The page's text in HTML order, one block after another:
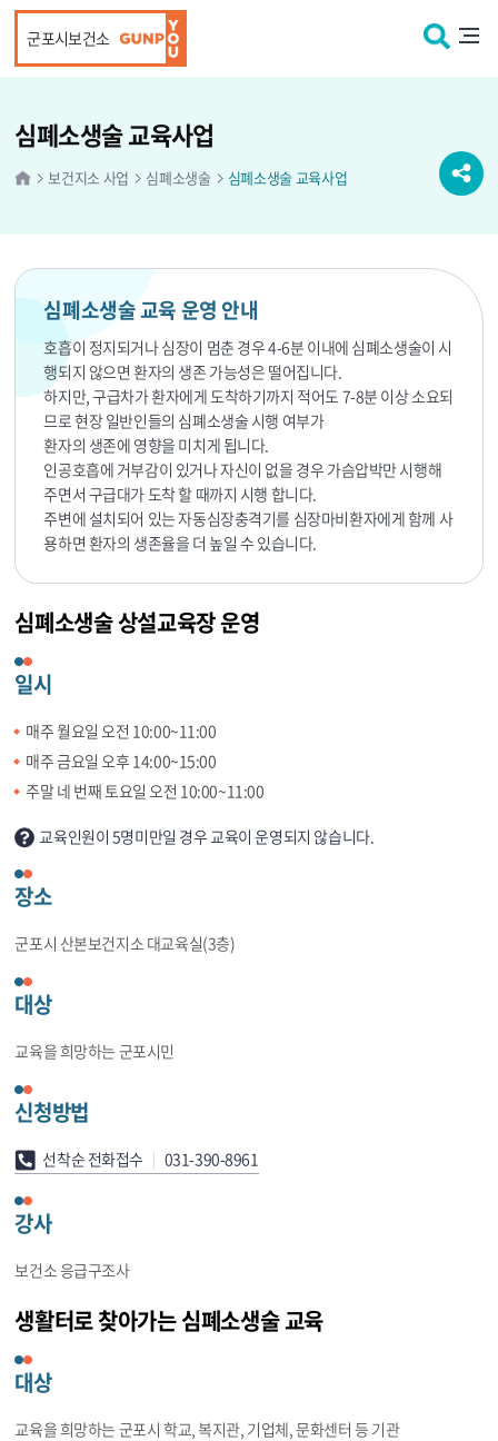
군포시보건소
보건지소 사업 심폐소생술 심폐소생술 교육사업
심폐소생술 교육사업
심폐소생술 교육 운영 안내
호흡이 정지되거나 심장이 멈춘 경우 4-6분 이내에 심폐소생술이 시
행되지 않으면 환자의 생존 가능성은 떨어집니다.
하지만, 구급차가 환자에게 도착하기까지 적어도 7-8분 이상 소요되
므로 현장 일반인들의 심폐소생술 시행 여부가
환자의 생존에 영향을 미치게 됩니다.
인공호흡에 거부감이 있거나 자신이 없을 경우 가슴압박만 시행해
주면서 구급대가 도착 할 때까지 시행 합니다.
주변에 설치되어 있는 자동심장충격기를 심장마비환자에게 함께 사
용하면 환자의 생존율을 더 높일 수 있습니다.
심폐소생술 상설교육장 운영
일시
매주 월요일 오전 10:00~11:00
매주 금요일 오후 14:00~15:00
주말 네 번째 토요일 오전 10:00~11:00
교육인원이 5명미만일 경우 교육이 운영되지 않습니다.
장소
군포시 산본보건지소 대교육실(3층)
대상
교육을 희망하는 군포시민
신청방법
선착순 전화접수 031-390-8961
강사
보건소 응급구조사
생활터로 찾아가는 심폐소생술 교육
대상
교육을 희망하는 군포시 학교, 복지관, 기업체, 문화센터 등 기관